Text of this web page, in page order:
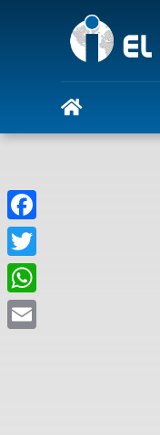
Facebook
Twitter
WhatsApp